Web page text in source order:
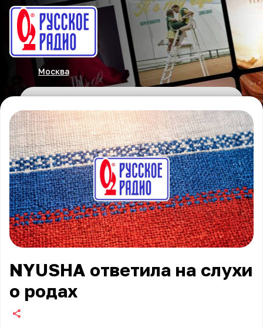
Москва
NYUSHA ответила на слухи
о родах